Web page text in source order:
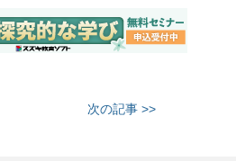
次の記事 >>